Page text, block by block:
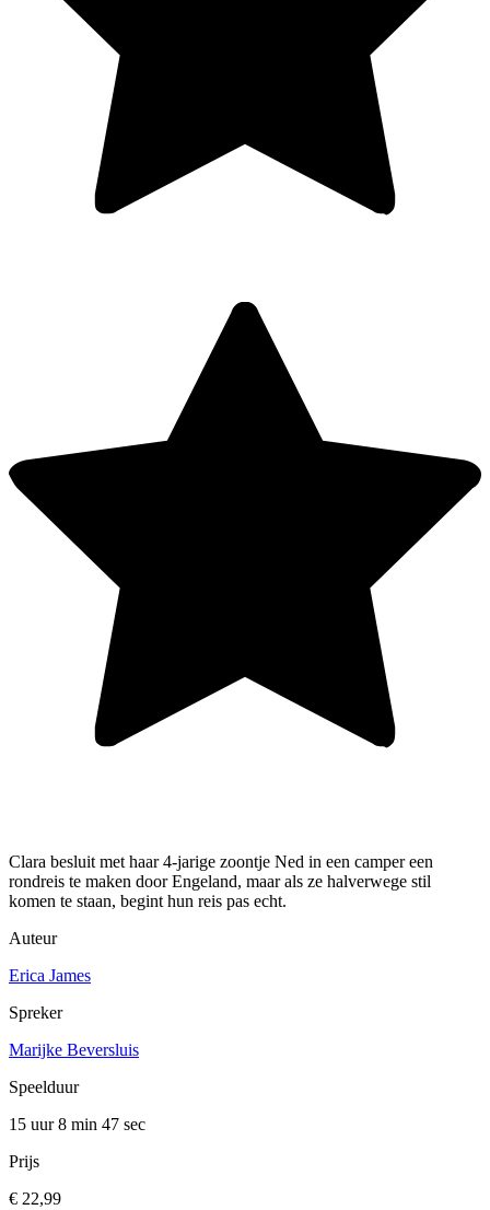
Clara besluit met haar 4-jarige zoontje Ned in een camper een
rondreis te maken door Engeland, maar als ze halverwege stil
komen te staan, begint hun reis pas echt.
Auteur
Erica James
Spreker
Marijke Beversluis
Speelduur
15 uur 8 min 47 sec
Prijs
€ 22,99